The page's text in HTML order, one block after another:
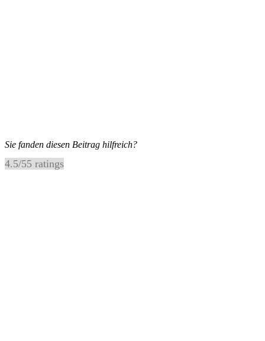
Sie fanden diesen Beitrag hilfreich?
4.5/55 ratings